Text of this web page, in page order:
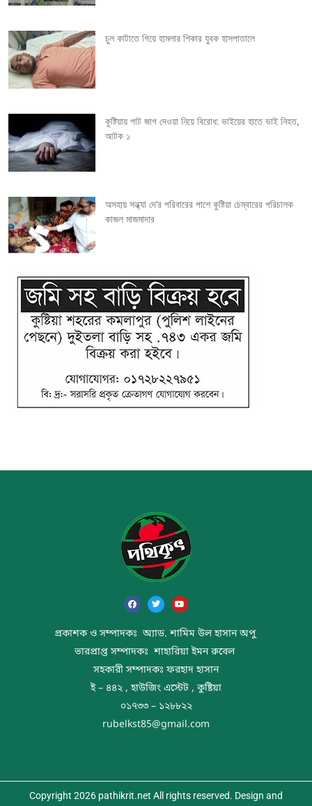
a
t
i
o
n
চুল কাটাতে গিয়ে হামলার শিকার যুবক হাসপাতালে
কুষ্টিয়ায় পাট জাগ দেওয়া নিয়ে বিরোধ: ভাইয়ের হাতে ভাই নিহত,
আটক ১
অসহায় সন্ধ্যা দে’র পরিবারের পাশে কুষ্টিয়া চেম্বারের পরিচালক
কাজল মাজমাদার
প্রকাশক ও সম্পাদকঃ অ্যাড. শামিম উল হাসান অপু
ভারপ্রাপ্ত সম্পাদকঃ শাহারিয়া ইমন রুবেল
সহকারী সম্পাদকঃ ফরহাদ হাসান
ই – ৪৪২ , হাউজিং এস্টেট , কুষ্টিয়া
০১৭৩৩ – ১২৮৮২২
rubelkst85@gmail.com
Copyright 2026 pathikrit.net All rights reserved. Design and